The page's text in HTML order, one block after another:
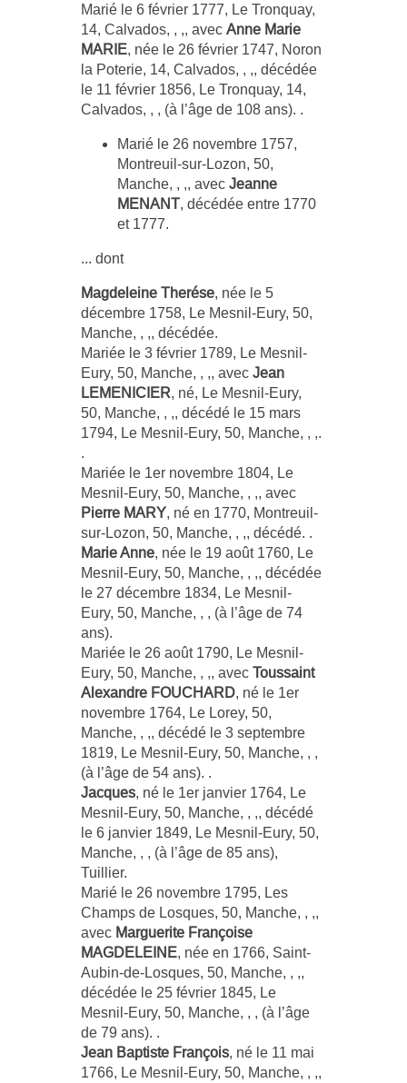
Marié le 6 février 1777, Le Tronquay,
14, Calvados, , ,, avec Anne Marie
MARIE, née le 26 février 1747, Noron
la Poterie, 14, Calvados, , ,, décédée
le 11 février 1856, Le Tronquay, 14,
Calvados, , , (à l’âge de 108 ans). .
Marié le 26 novembre 1757,
Montreuil-sur-Lozon, 50,
Manche, , ,, avec Jeanne
MENANT, décédée entre 1770
et 1777.
... dont
Magdeleine Therése, née le 5
décembre 1758, Le Mesnil-Eury, 50,
Manche, , ,, décédée.
Mariée le 3 février 1789, Le Mesnil-
Eury, 50, Manche, , ,, avecJean
LEMENICIER, né, Le Mesnil-Eury,
50, Manche, , ,, décédé le 15 mars
1794, Le Mesnil-Eury, 50, Manche, , ,.
.
Mariée le 1er novembre 1804, Le
Mesnil-Eury, 50, Manche, , ,, avec
Pierre MARY, né en 1770, Montreuil-
sur-Lozon, 50, Manche, , ,, décédé. .
Marie Anne, née le 19 août 1760, Le
Mesnil-Eury, 50, Manche, , ,, décédée
le 27 décembre 1834, Le Mesnil-
Eury, 50, Manche, , , (à l’âge de 74
ans).
Mariée le 26 août 1790, Le Mesnil-
Eury, 50, Manche, , ,, avec Toussaint
Alexandre FOUCHARD, né le 1er
novembre 1764, Le Lorey, 50,
Manche, , ,, décédé le 3 septembre
1819, Le Mesnil-Eury, 50, Manche, , ,
(à l’âge de 54 ans). .
Jacques, né le 1er janvier 1764, Le
Mesnil-Eury, 50, Manche, , ,, décédé
le 6 janvier 1849, Le Mesnil-Eury, 50,
Manche, , , (à l’âge de 85 ans),
Tuillier.
Marié le 26 novembre 1795, Les
Champs de Losques, 50, Manche, , ,,
avec Marguerite Françoise
MAGDELEINE, née en 1766, Saint-
Aubin-de-Losques, 50, Manche, , ,,
décédée le 25 février 1845, Le
Mesnil-Eury, 50, Manche, , , (à l’âge
de 79 ans). .
Jean Baptiste François, né le 11 mai
1766, Le Mesnil-Eury, 50, Manche, , ,,